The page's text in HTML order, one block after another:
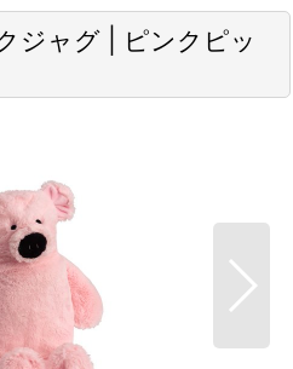
ジャグ | ピンクピッ